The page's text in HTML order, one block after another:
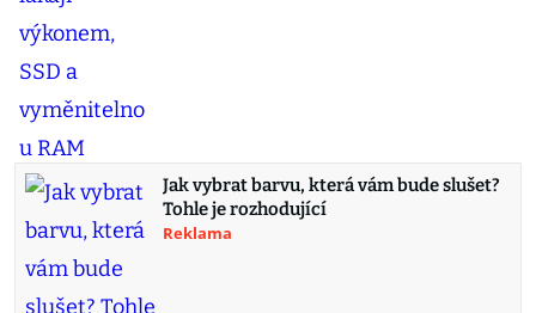
Jak vybrat barvu, která vám bude slušet?
Tohle je rozhodující
Reklama